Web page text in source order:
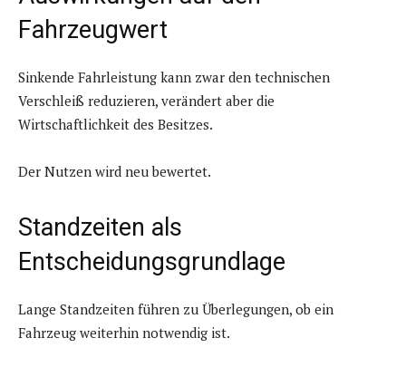
Fahrzeugwert
Sinkende Fahrleistung kann zwar den technischen
Verschleiß reduzieren, verändert aber die
Wirtschaftlichkeit des Besitzes.
Der Nutzen wird neu bewertet.
Standzeiten als
Entscheidungsgrundlage
Lange Standzeiten führen zu Überlegungen, ob ein
Fahrzeug weiterhin notwendig ist.